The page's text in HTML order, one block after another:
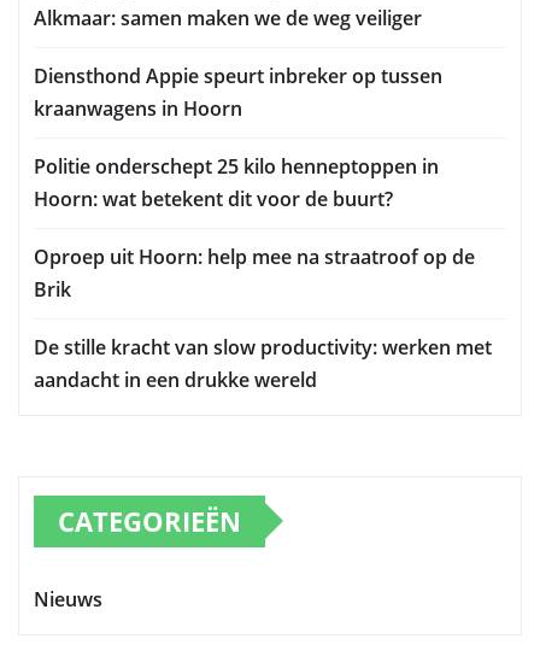
Alkmaar: samen maken we de weg veiliger
Diensthond Appie speurt inbreker op tussen
kraanwagens in Hoorn
Politie onderschept 25 kilo henneptoppen in
Hoorn: wat betekent dit voor de buurt?
Oproep uit Hoorn: help mee na straatroof op de
Brik
De stille kracht van slow productivity: werken met
aandacht in een drukke wereld
CATEGORIEËN
Nieuws